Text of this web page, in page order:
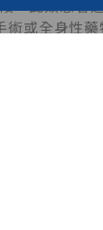
術或全身性